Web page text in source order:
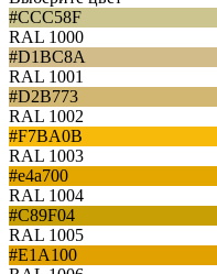
#CCC58F
RAL 1000
#D1BC8A
RAL 1001
#D2B773
RAL 1002
#F7BA0B
RAL 1003
#e4a700
RAL 1004
#C89F04
RAL 1005
#E1A100